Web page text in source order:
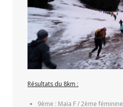
Résultats du 8km :
9ème : Maïa F / 2ème féminine